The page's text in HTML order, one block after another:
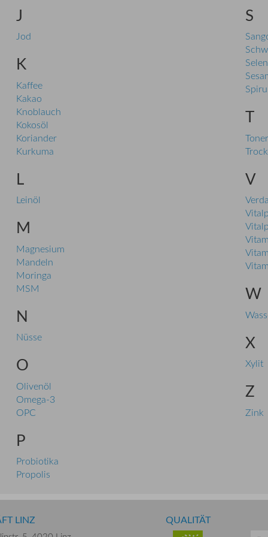
J
Jod
K
Kaffee
Kakao
Knoblauch
Kokosöl
Koriander
Kurkuma
L
Leinöl
M
Magnesium
Mandeln
Moringa
MSM
N
Nüsse
O
Olivenöl
Omega-3
OPC
P
Probiotika
Propolis
S
Selen
T
V
W
X
Xylit
Z
Zink
LINZ QUALITÄT